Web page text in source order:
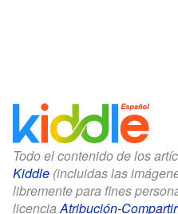
Todo el contenido de los
Kiddle (incluidas las
libremente para fines
licenciaAtribución-